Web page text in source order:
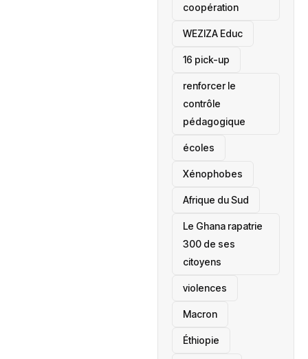
coopération
‎WEZIZA Educ
16 pick-up
renforcer le
contrôle
pédagogique
écoles
‎Xénophobes
Afrique du Sud
Le Ghana rapatrie
300 de ses
citoyens
violences
Macron
Éthiopie